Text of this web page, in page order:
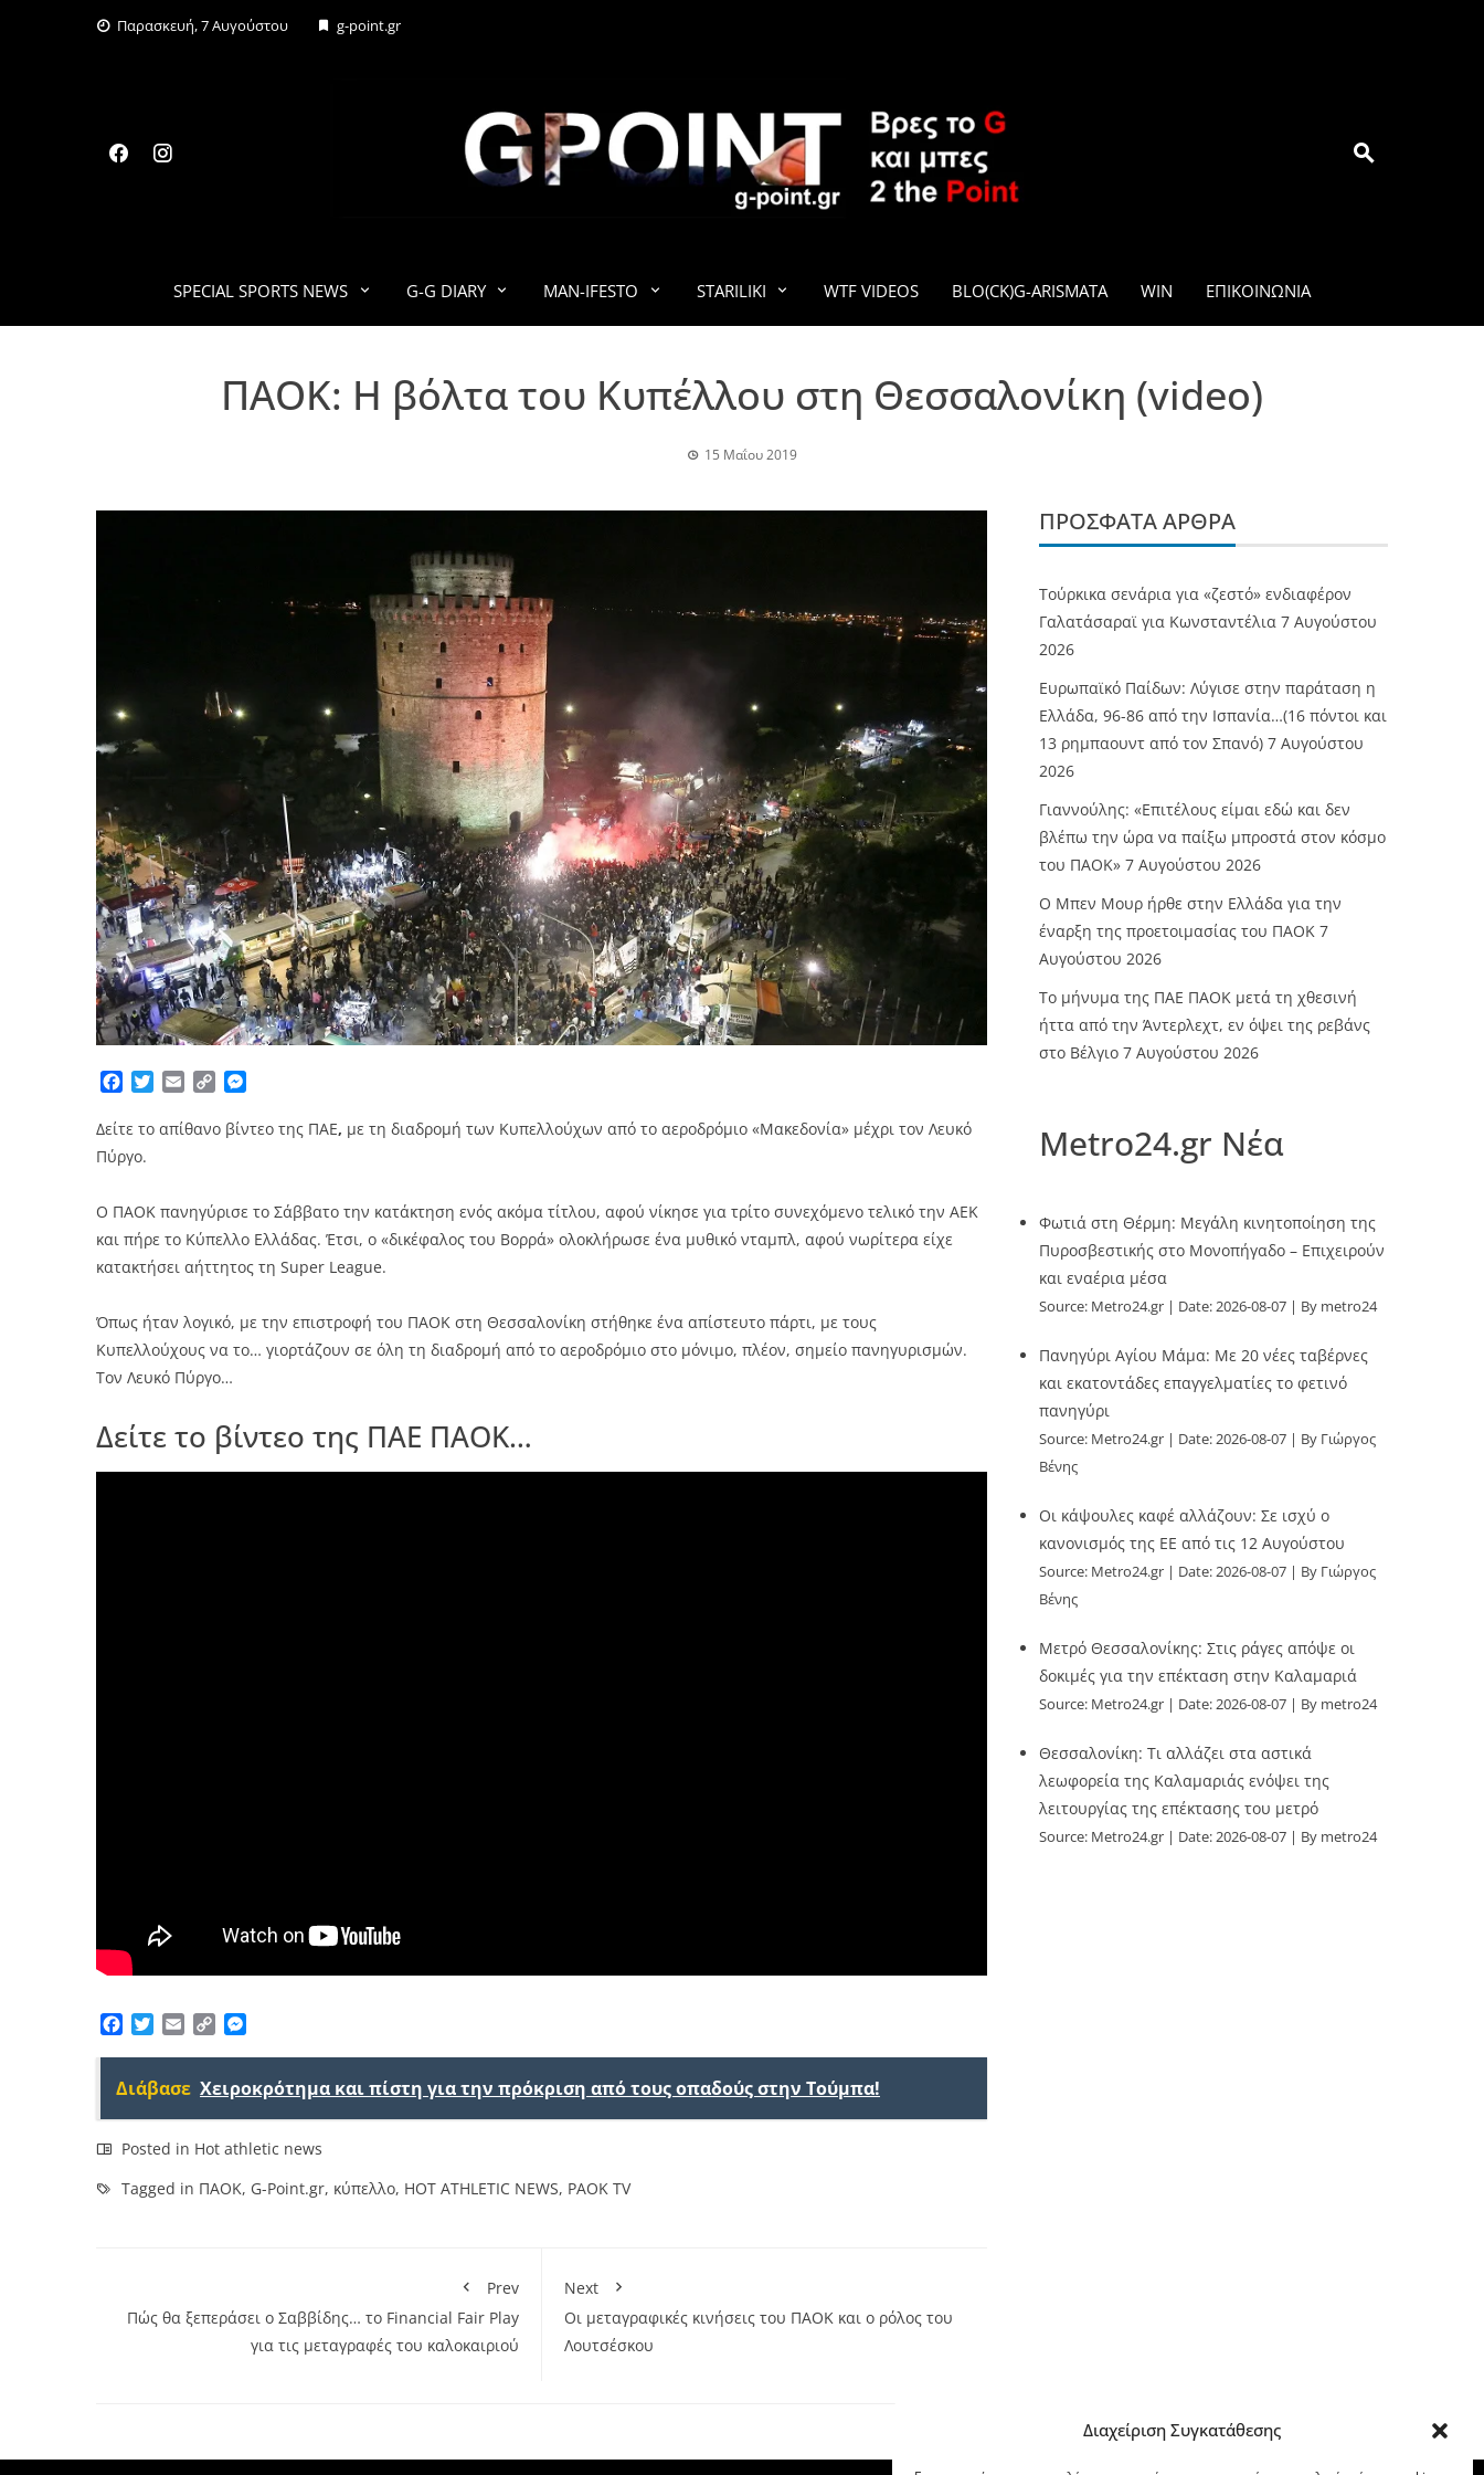
Διαχείριση Συγκατάθεσης
Παρασκευή, 7 Αυγούστου g-point.gr
G-POINT.GR
SPECIAL SPORTS NEWS G-G DIARY MAN-IFESTO STARILIKI WTF VIDEOS BLO(CK)G-ARISMATA WIN ΕΠΙΚΟΙΝΩΝΊΑ
ΠΑΟΚ: Η βόλτα του Κυπέλλου στη Θεσσαλονίκη (video)
15 Μαΐου 2019
Facebook
TwitterEmailCopy
Δείτε το απίθανο βίντεο της ΠΑΕ, με τη διαδρομή των Κυπελλούχων από το αεροδρόμιο «Μακεδονία» μέχρι τον Λευκό
Πύργο.
Ο ΠΑΟΚ πανηγύρισε το Σάββατο την κατάκτηση ενός ακόμα τίτλου, αφού νίκησε για τρίτο συνεχόμενο τελικό την ΑΕΚ
και πήρε το Κύπελλο Ελλάδας. Έτσι, ο «δικέφαλος του Βορρά» ολοκλήρωσε ένα μυθικό νταμπλ, αφού νωρίτερα είχε
κατακτήσει αήττητος τη Super League.
Όπως ήταν λογικό, με την επιστροφή του ΠΑΟΚ στη Θεσσαλονίκη στήθηκε ένα απίστευτο πάρτι, με τους
Κυπελλούχους να το… γιορτάζουν σε όλη τη διαδρομή από το αεροδρόμιο στο μόνιμο, πλέον, σημείο πανηγυρισμών.
Τον Λευκό Πύργο…
Δείτε το βίντεο της ΠΑΕ ΠΑΟΚ…
Facebook
TwitterEmailCopy
Διάβασε Χειροκρότημα και πίστη για την πρόκριση από τους οπαδούς στην Τούμπα!
Posted in Hot athletic news
Tagged in ΠΑΟΚ, G-Point.gr, κύπελλο, HOT ATHLETIC NEWS, PAOK TV
Prev
Πώς θα ξεπεράσει ο Σαββίδης… το Financial Fair Play
για τις μεταγραφές του καλοκαιριού
Next
Οι μεταγραφικές κινήσεις του ΠΑΟΚ και ο ρόλος του
Λουτσέσκου
ΠΡΌΣΦΑΤΑ ΆΡΘΡΑ
Τούρκικα σενάρια για «ζεστό» ενδιαφέρον
Γαλατάσαραϊ για Κωνσταντέλια 7 Αυγούστου
2026
Ευρωπαϊκό Παίδων: Λύγισε στην παράταση η
Ελλάδα, 96-86 από την Ισπανία…(16 πόντοι και
13 ρημπαουντ από τον Σπανό) 7 Αυγούστου
2026
Γιαννούλης: «Επιτέλους είμαι εδώ και δεν
βλέπω την ώρα να παίξω μπροστά στον κόσμο
του ΠΑΟΚ» 7 Αυγούστου 2026
O Mπεν Μουρ ήρθε στην Ελλάδα για την
έναρξη της προετοιμασίας του ΠΑΟΚ 7
Αυγούστου 2026
Το μήνυμα της ΠΑΕ ΠΑΟΚ μετά τη χθεσινή
ήττα από την Άντερλεχτ, εν όψει της ρεβάνς
στο Βέλγιο 7 Αυγούστου 2026
Metro24.gr Νέα
Φωτιά στη Θέρμη: Μεγάλη κινητοποίηση της
Πυροσβεστικής στο Μονοπήγαδο – Επιχειρούν
και εναέρια μέσα
Source: Metro24.gr Date: 2026-08-07 By metro24
Πανηγύρι Αγίου Μάμα: Με 20 νέες ταβέρνες
και εκατοντάδες επαγγελματίες το φετινό
πανηγύρι
Source: Metro24.gr Date: 2026-08-07
By Γιώργος
Βένης
Οι κάψουλες καφέ αλλάζουν: Σε ισχύ ο
κανονισμός της ΕΕ από τις 12 Αυγούστου
Source: Metro24.gr Date: 2026-08-07
By Γιώργος
Βένης
Μετρό Θεσσαλονίκης: Στις ράγες απόψε οι
δοκιμές για την επέκταση στην Καλαμαριά
Source: Metro24.gr Date: 2026-08-07 By metro24
Θεσσαλονίκη: Τι αλλάζει στα αστικά
λεωφορεία της Καλαμαριάς ενόψει της
λειτουργίας της επέκτασης του μετρό
Source: Metro24.gr Date: 2026-08-07 By metro24